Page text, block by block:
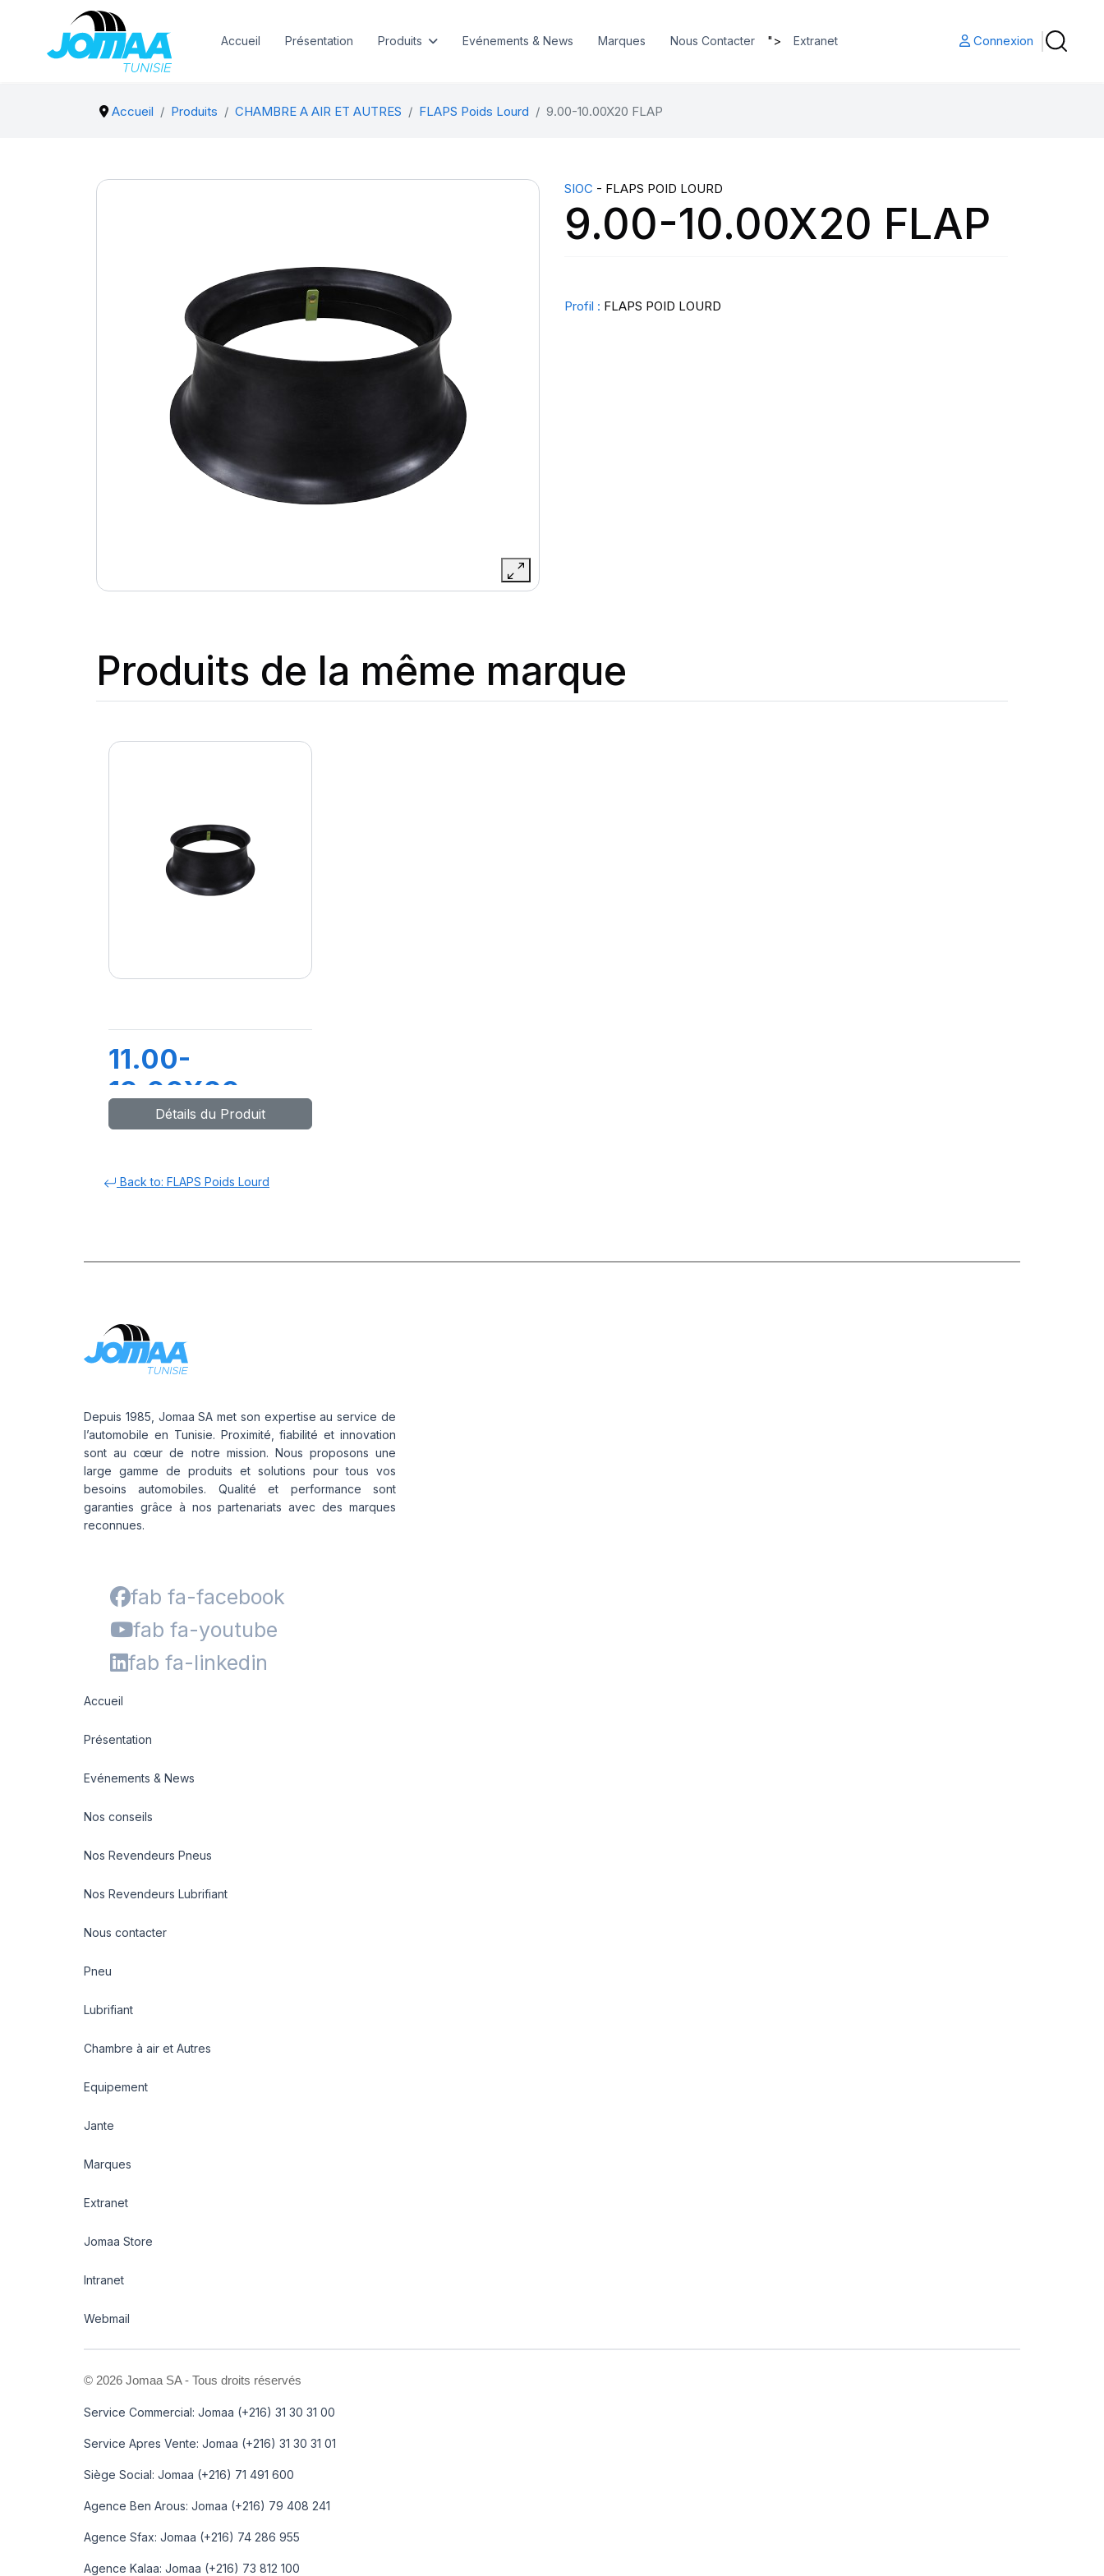
Accueil Présentation Produits Evénements & News Marques Nous Contacter "> Extranet Connexion
Accueil Produits CHAMBRE A AIR ET AUTRES FLAPS Poids Lourd 9.00-10.00X20 FLAP
SIOC - FLAPS POID LOURD
9.00-10.00X20 FLAP
Profil : FLAPS POID LOURD
Produits de la même marque
11.00-
12.00X20
FLAPDétails du Produit
Back to: FLAPS Poids Lourd
Depuis 1985, Jomaa SA met son expertise au service de
l’automobile en Tunisie. Proximité, fiabilité et innovation
sont au cœur de notre mission. Nous proposons une
large gamme de produits et solutions pour tous vos
besoins automobiles. Qualité et performance sont
garanties grâce à nos partenariats avec des marques
reconnues.
fab fa-facebook
fab fa-youtube
fab fa-linkedin
Accueil
Présentation
Evénements & News
Nos conseils
Nos Revendeurs Pneus
Nos Revendeurs Lubrifiant
Nous contacter
Pneu
Lubrifiant
Chambre à air et Autres
Equipement
Jante
Marques
Extranet
Jomaa Store
Intranet
Webmail
© 2026 Jomaa SA - Tous droits réservés
Service Commercial: Jomaa (+216) 31 30 31 00
Service Apres Vente: Jomaa (+216) 31 30 31 01
Siège Social: Jomaa (+216) 71 491 600
Agence Ben Arous: Jomaa (+216) 79 408 241
Agence Sfax: Jomaa (+216) 74 286 955
Agence Kalaa: Jomaa (+216) 73 812 100